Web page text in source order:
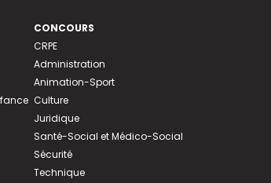
CONCOURS
CRPE
Administration
Animation-Sport
Culture
Juridique
Santé-Social et Médico-Social
Sécurité
Technique